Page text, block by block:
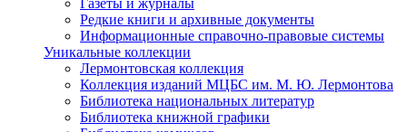
Газеты и журналы
Редкие книги и архивные документы
Информационные справочно-правовые системы
Уникальные коллекции
Лермонтовская коллекция
Коллекция изданий МЦБС им. М. Ю. Лермонтова
Библиотека национальных литератур
Библиотека книжной графики